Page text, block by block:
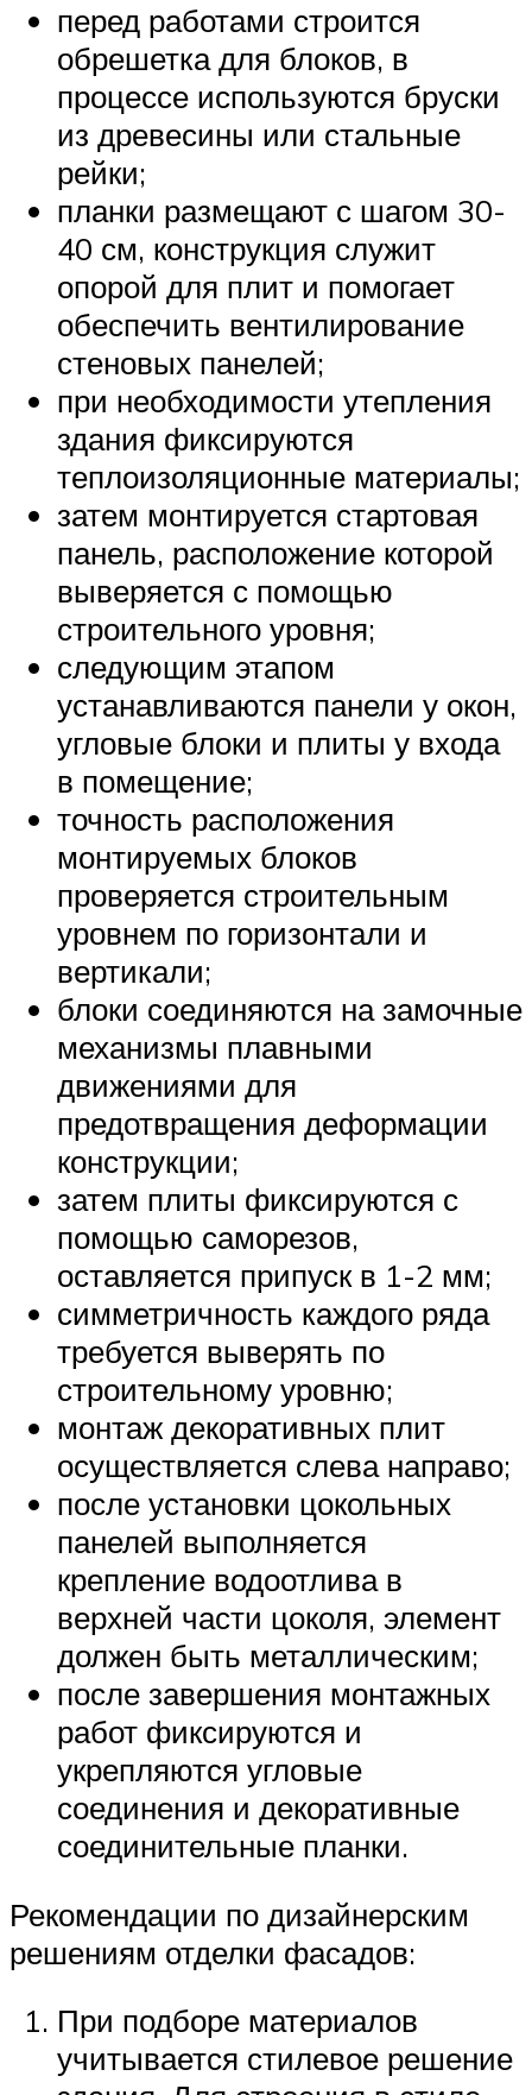
перед работами строится
обрешетка для блоков, в
процессе используются бруски
из древесины или стальные
рейки;
планки размещают с шагом 30-
40 см, конструкция служит
опорой для плит и помогает
обеспечить вентилирование
стеновых панелей;
при необходимости утепления
здания фиксируются
теплоизоляционные материалы;
затем монтируется стартовая
панель, расположение которой
выверяется с помощью
строительного уровня;
следующим этапом
устанавливаются панели у окон,
угловые блоки и плиты у входа
в помещение;
точность расположения
монтируемых блоков
проверяется строительным
уровнем по горизонтали и
вертикали;
блоки соединяются на замочные
механизмы плавными
движениями для
предотвращения деформации
конструкции;
затем плиты фиксируются с
помощью саморезов,
оставляется припуск в 1-2 мм;
симметричность каждого ряда
требуется выверять по
строительному уровню;
монтаж декоративных плит
осуществляется слева направо;
после установки цокольных
панелей выполняется
крепление водоотлива в
верхней части цоколя, элемент
должен быть металлическим;
после завершения монтажных
работ фиксируются и
укрепляются угловые
соединения и декоративные
соединительные планки.
Рекомендации по дизайнерским
решениям отделки фасадов:
При подборе материалов
учитывается стилевое решение